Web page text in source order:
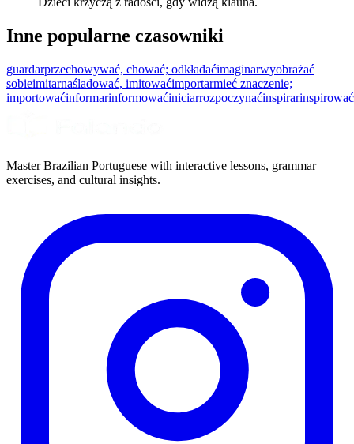
Inne popularne czasowniki
guardarprzechowywać, chować; odkładaćimaginarwyobrażać
sobieimitarnaśladować, imitowaćimportarmieć znaczenie;
importowaćinformarinformowaćiniciarrozpoczynaćinspirarinspirować
Master Brazilian Portuguese with interactive lessons, grammar
exercises, and cultural insights.